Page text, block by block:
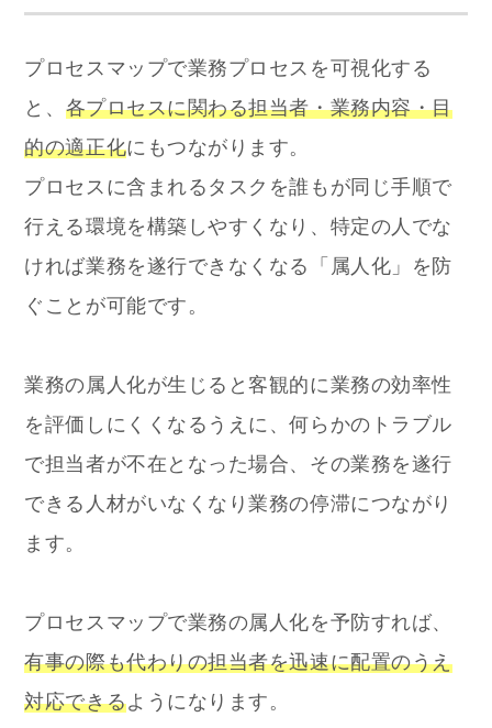
プロセスマップで業務プロセスを可視化する
と、 各プロセスに関わる担当者・業務内容・目
的の適正化にもつながります。
プロセスに含まれるタスクを誰もが同じ手順で
行える環境を構築しやすくなり、特定の人でな
ければ業務を遂行できなくなる「属人化」を防
ぐことが可能です。
業務の属人化が生じると客観的に業務の効率性
を評価しにくくなるうえに、何らかのトラブル
で担当者が不在となった場合、その業務を遂行
できる人材がいなくなり業務の停滞につながり
ます。
プロセスマップで業務の属人化を予防すれば、
有事の際も代わりの担当者を迅速に配置のうえ
対応できるようになります。